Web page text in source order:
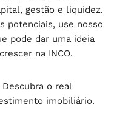
gestão e liquidez.
potenciais, use nosso
pode dar uma ideia
na INCO.
o real
imobiliário.